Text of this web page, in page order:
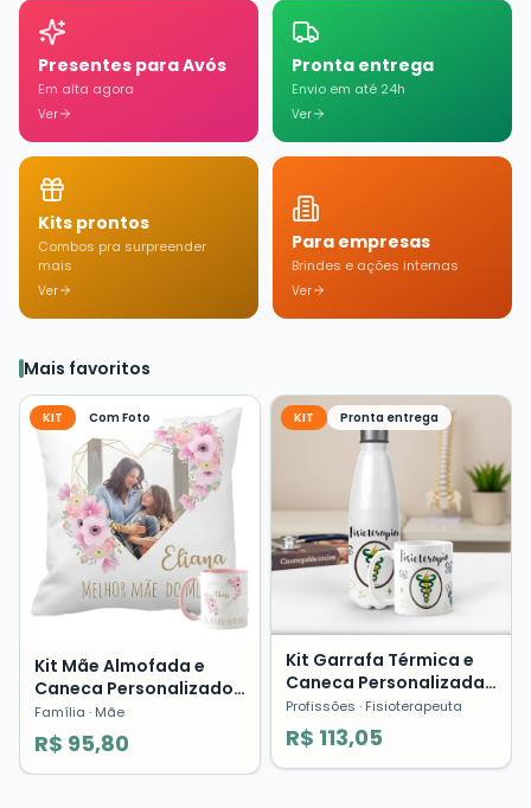
Presentes para Avós
Em alta agora
Ver
Pronta entrega
Envio em até 24h
Ver
Kits prontos
Combos pra surpreender
mais
Ver
Para empresas
Brindes e ações internas
Ver
Mais favoritos
KIT Com Foto
Kit Mãe Almofada e
Caneca Personalizado
com Foto Presente Dia
das Mães ❤️
Família · Mãe
R$ 95,80
KIT Pronta entrega
Kit Garrafa Térmica e
Caneca Personalizada
Fisioterapia Profissões
Presente
Profissões · Fisioterapeuta
R$ 113,05